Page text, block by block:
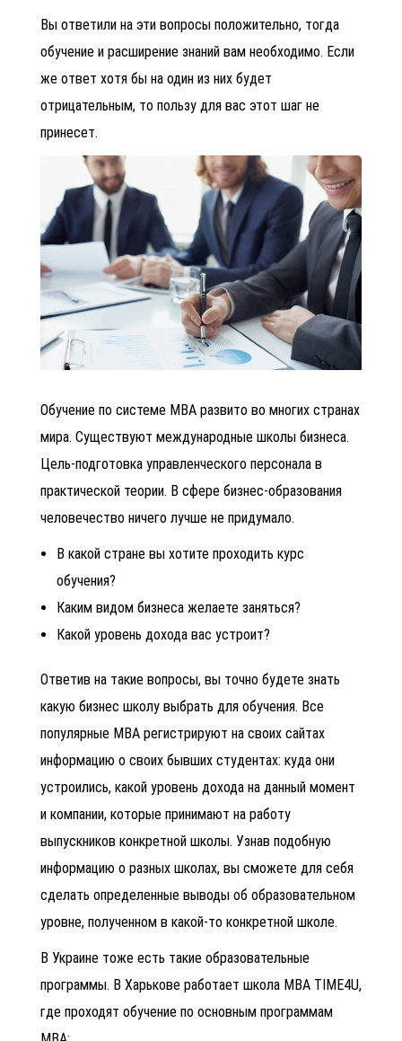
Вы ответили на эти вопросы положительно, тогда
обучение и расширение знаний вам необходимо. Если
же ответ хотя бы на один из них будет
отрицательным, то пользу для вас этот шаг не
принесет.
Обучение по системе МВА развито во многих странах
мира. Существуют международные школы бизнеса.
Цель-подготовка управленческого персонала в
практической теории. В сфере бизнес-образования
человечество ничего лучше не придумало.
В какой стране вы хотите проходить курс
обучения?
Каким видом бизнеса желаете заняться?
Какой уровень дохода вас устроит?
Ответив на такие вопросы, вы точно будете знать
какую бизнес школу выбрать для обучения. Все
популярные МВА регистрируют на своих сайтах
информацию о своих бывших студентах: куда они
устроились, какой уровень дохода на данный момент
и компании, которые принимают на работу
выпускников конкретной школы. Узнав подобную
информацию о разных школах, вы сможете для себя
сделать определенные выводы об образовательном
уровне, полученном в какой-то конкретной школе.
В Украине тоже есть такие образовательные
программы. В Харькове работает школа MBA TIME4U,
где проходят обучение по основным программам